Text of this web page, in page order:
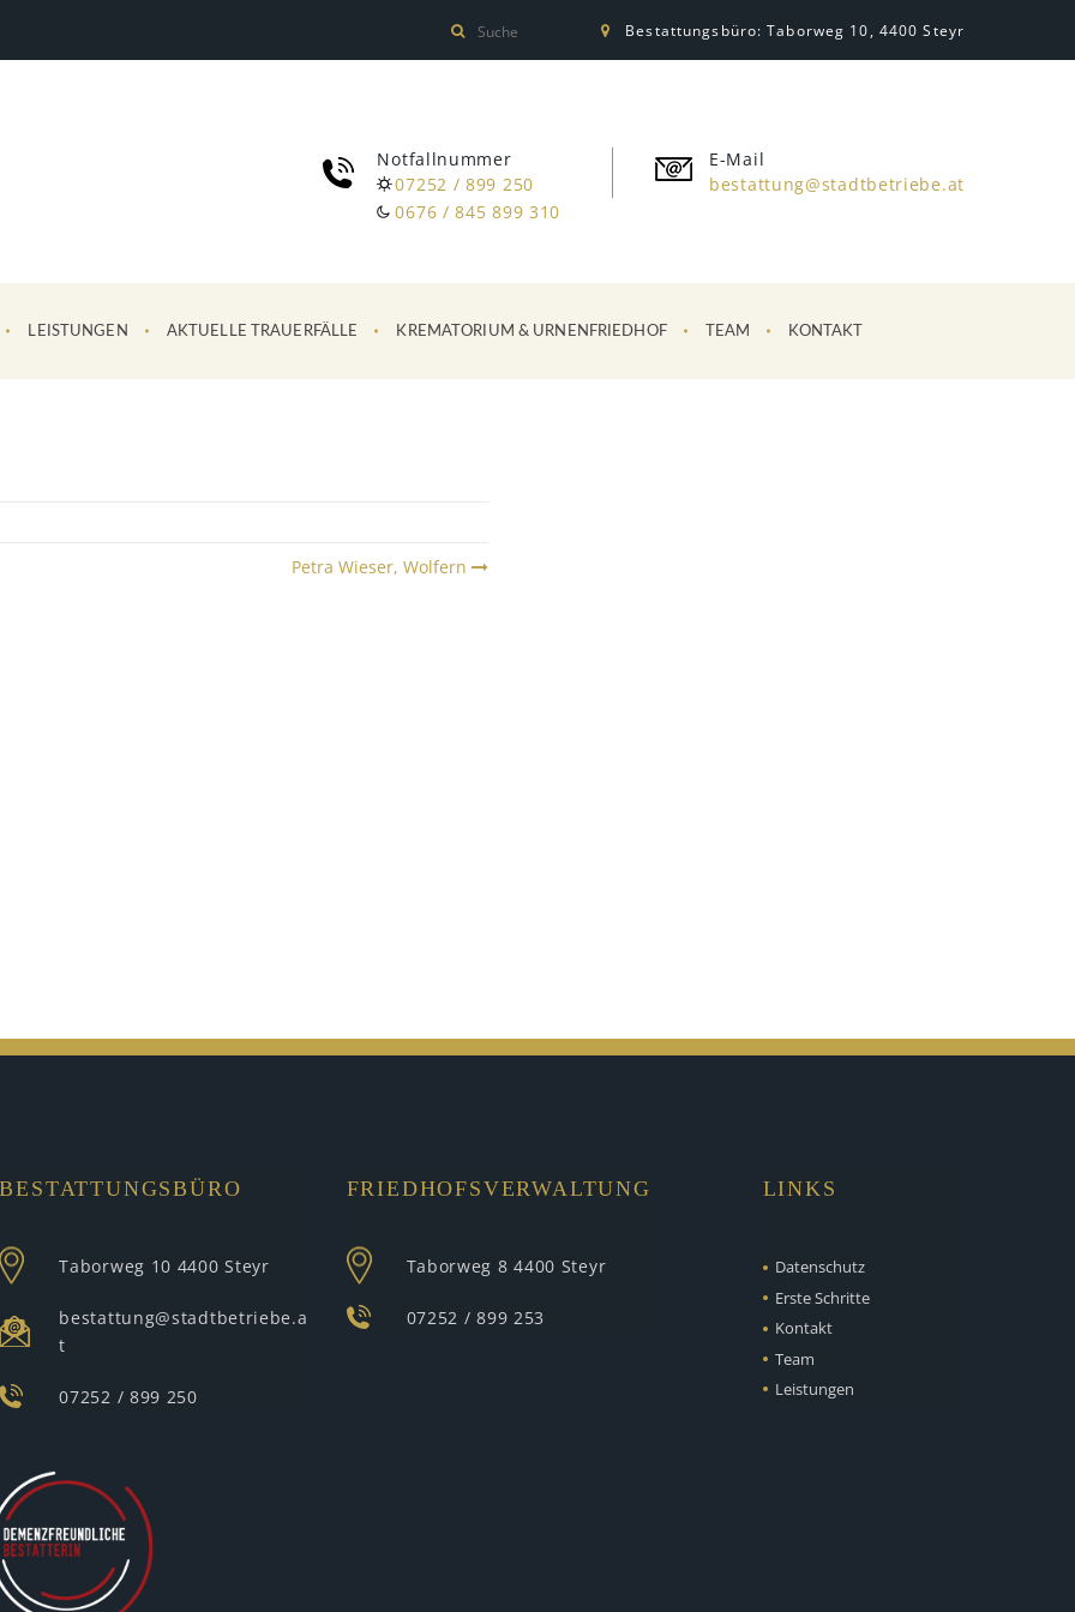
Bestattungsbüro: Taborweg 10, 4400 Steyr
Notfallnummer
07252 / 899 250
0676 / 845 899 310
E-Mail
bestattung@stadtbetriebe.at
LEISTUNGEN AKTUELLE TRAUERFÄLLE KREMATORIUM & URNENFRIEDHOF TEAM KONTAKT
Petra Wieser, Wolfern
BESTATTUNGSBÜRO
Taborweg 10 4400 Steyr
bestattung@stadtbetriebe.a
t
07252 / 899 250
FRIEDHOFSVERWALTUNG
Taborweg 8 4400 Steyr
07252 / 899 253
LINKS
Datenschutz
Erste Schritte
Kontakt
Team
Leistungen